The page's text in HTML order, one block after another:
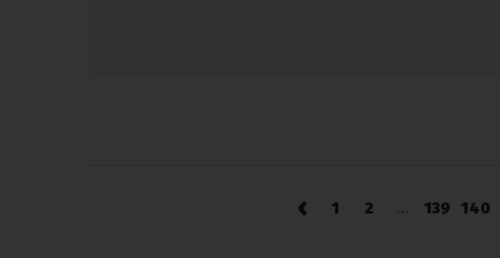
‹ 1 2 139 140